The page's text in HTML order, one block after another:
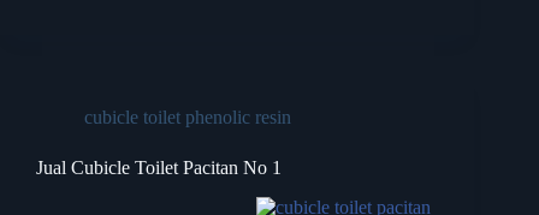
cubicle toilet phenolic resin
Jual Cubicle Toilet Pacitan No 1